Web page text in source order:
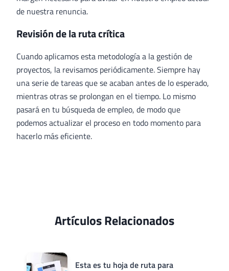
de nuestra renuncia.
Revisión de la ruta crítica
Cuando aplicamos esta metodología a la gestión de
proyectos, la revisamos periódicamente. Siempre hay
una serie de tareas que se acaban antes de lo esperado,
mientras otras se prolongan en el tiempo. Lo mismo
pasará en tu búsqueda de empleo, de modo que
podemos actualizar el proceso en todo momento para
hacerlo más eficiente.
Artículos Relacionados
Esta es tu hoja de ruta para